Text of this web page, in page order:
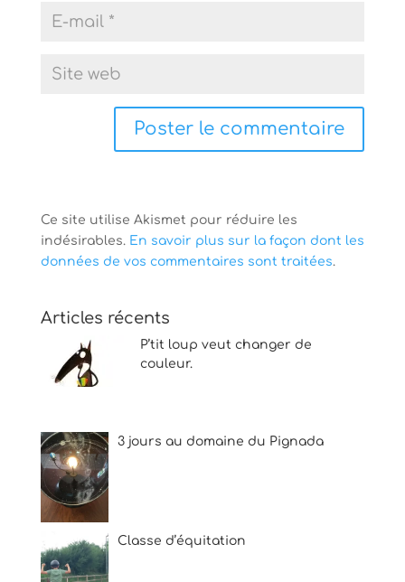
Ce site utilise Akismet pour réduire les
indésirables. En savoir plus sur la façon dont les
données de vos commentaires sont traitées.
Articles récents
P’tit loup veut changer de
couleur.
3 jours au domaine du Pignada
Classe d’équitation